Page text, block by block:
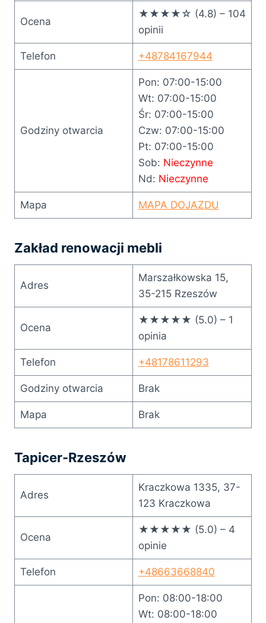
Ocena
★★★★☆ (4.8) – 104
opinii
Telefon +48784167944
Godziny otwarcia
Pon: 07:00-15:00
Wt: 07:00-15:00
Śr: 07:00-15:00
Czw: 07:00-15:00
Pt: 07:00-15:00
Sob: Nieczynne
Nd: Nieczynne
Mapa MAPA DOJAZDU
Zakład renowacji mebli
Adres
Marszałkowska 15,
35-215 Rzeszów
Ocena
★★★★★ (5.0) – 1
opinia
Telefon +48178611293
Godziny otwarcia Brak
Mapa Brak
Tapicer-Rzeszów
Adres
Kraczkowa 1335, 37-
123 Kraczkowa
Ocena
★★★★★ (5.0) – 4
opinie
Telefon +48663668840
Pon: 08:00-18:00
Wt: 08:00-18:00